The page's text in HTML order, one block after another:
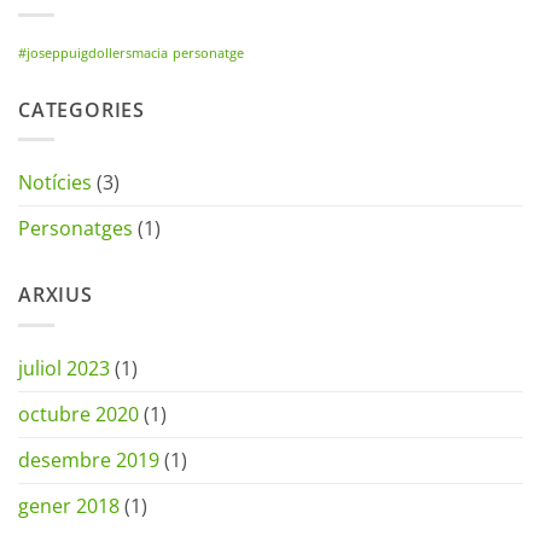
#joseppuigdollersmacia personatge
CATEGORIES
Notícies (3)
Personatges (1)
ARXIUS
juliol 2023(1)
octubre 2020(1)
desembre 2019(1)
gener 2018(1)